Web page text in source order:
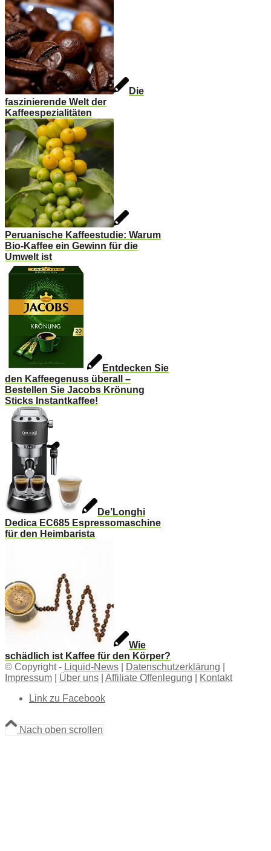
Die
faszinierende Welt der
Kaffeespezialitäten
Peruanische Kaffeestudie: Warum
Bio-Kaffee ein Gewinn für die
Umwelt ist
Entdecken Sie
den Kaffeegenuss überall –
Bestellen Sie Jacobs Krönung
Sticks Instantkaffee!
De’Longhi
Dedica EC685 Espressomaschine
für den Heimbarista
Wie
schädlich ist Kaffee für den Körper?
© Copyright - Liquid-News Datenschutzerklärung
Impressum
Über uns Affiliate Offenlegung
Kontakt
Link zu Facebook
Nach oben scrollen